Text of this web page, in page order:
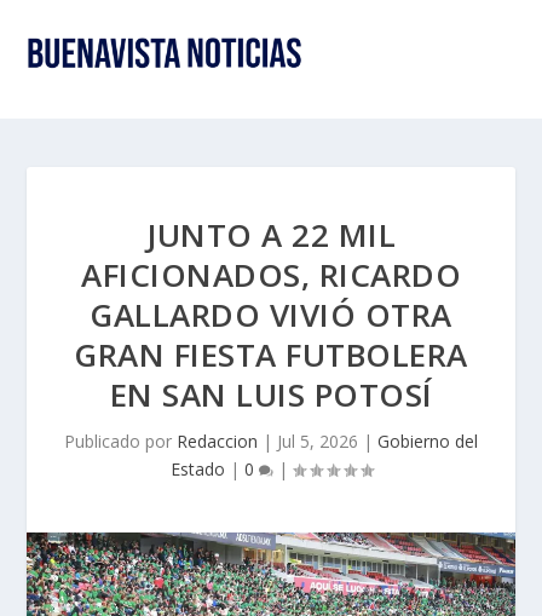
JUNTO A 22 MIL
AFICIONADOS, RICARDO
GALLARDO VIVIÓ OTRA
GRAN FIESTA FUTBOLERA
EN SAN LUIS POTOSÍ
Publicado por Redaccion | Jul 5, 2026 | Gobierno del
Estado | 0 |